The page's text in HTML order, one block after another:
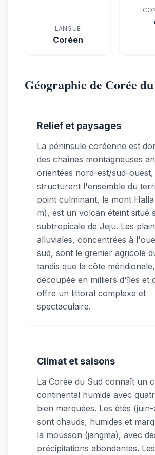
LANGUE
Coréen
Géographie de Corée
Relief et paysages
La péninsule coréenne est
des chaînes montagneuses
orientées nord-est/sud-ouest,
structurent l'ensemble du
point culminant, le mont
m), est un volcan éteint situé
subtropicale de Jeju. Les
alluviales, concentrées à
sud, sont le grenier agricole
tandis que la côte méridionale,
découpée en milliers d'îles et
offre un littoral complexe et
spectaculaire.
Climat et saisons
La Corée du Sud connaît un
continental humide avec
bien marquées. Les étés
sont chauds, humides et
la mousson (jangma), avec
précipitations abondantes.